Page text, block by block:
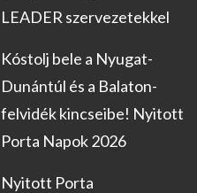
LEADER szervezetekkel
Kóstolj bele a Nyugat-
Dunántúl és a Balaton-
felvidék kincseibe! Nyitott
Porta Napok 2026
Nyitott Porta